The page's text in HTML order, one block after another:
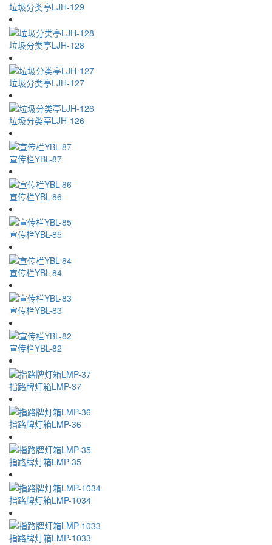
垃圾分类亭LJH-129
垃圾分类亭LJH-128
垃圾分类亭LJH-127
垃圾分类亭LJH-126
宣传栏YBL-87
宣传栏YBL-86
宣传栏YBL-85
宣传栏YBL-84
宣传栏YBL-83
宣传栏YBL-82
指路牌灯箱LMP-37
指路牌灯箱LMP-36
指路牌灯箱LMP-35
指路牌灯箱LMP-1034
指路牌灯箱LMP-1033